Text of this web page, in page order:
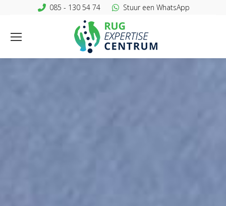
085 - 130 54 74 Stuur een WhatsApp